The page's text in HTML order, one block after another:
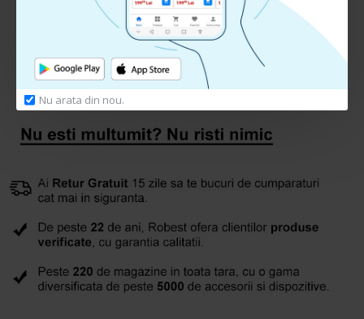
Nu arata din nou.
autentifica-tesauinregistreaza un cont nou
pentru a putea lasa o recenzie